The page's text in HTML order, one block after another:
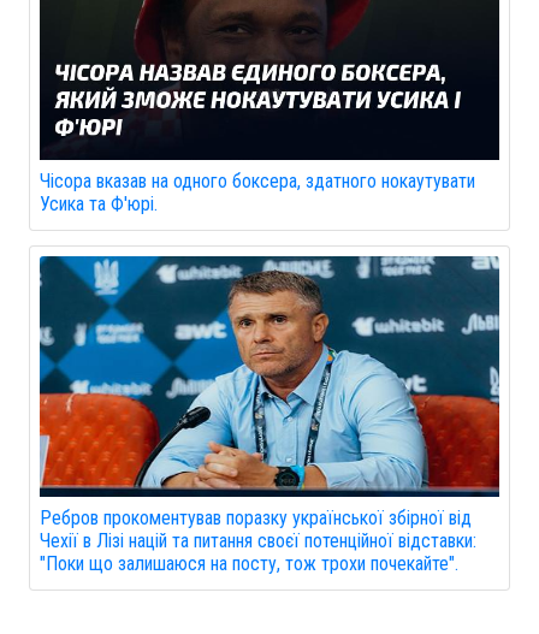
Чісора вказав на одного боксера, здатного нокаутувати
Усика та Ф'юрі.
Ребров прокоментував поразку української збірної від
Чехії в Лізі націй та питання своєї потенційної відставки:
"Поки що залишаюся на посту, тож трохи почекайте".